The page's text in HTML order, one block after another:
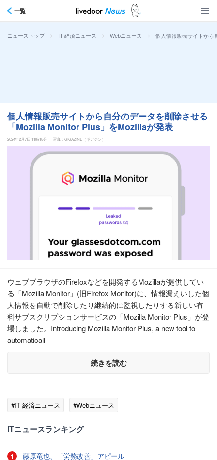
一覧
ニューストップ > IT 経済ニュース > Webニュース > 個人情報販売サイトか
個人情報販売サイトから自分のデータを削除させる
「Mozilla Monitor Plus」をMozillaが発表
2024年2月7日 11時18分 写真：GIGAZINE（ギガジン）
ウェブブラウザのFirefoxなどを開発するMozillaが提供してい
る「Mozilla Monitor」(旧Firefox Monitor)に、情報漏えいした個
人情報を自動で削除したり継続的に監視したりする新しい有
料サブスクリプションサービスの「Mozilla Monitor Plus」が登
場しました。Introducing Mozilla Monitor Plus, a new tool to
automaticall
続きを読む
#IT 経済ニュース #Webニュース
ITニュースランキング
1 藤原竜也、「労務改善」アピール